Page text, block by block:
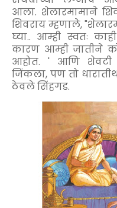
आला. शेलारमामाने
शिवराय म्हणाले,
घ्या.. आम्ही स्वतः
कारण आम्ही जातीने
आहोत. ' आणि शेवटी
जिंकला, पण तो
ठेवले सिंहगड.